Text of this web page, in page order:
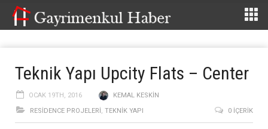
Teknik Yapı Upcity Flats – Center
OCAK 19TH, 2016
KEMAL KESKIN
RESIDENCE PROJELERI, TEKNIK YAPI 0 İÇERIK